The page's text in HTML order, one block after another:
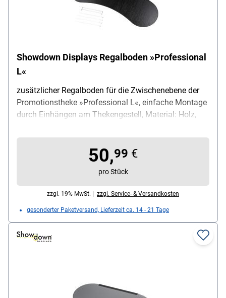
Showdown Displays Regalboden »Professional
L«
zusätzlicher Regalboden für die Zwischenebene der
Promotionstheke »Professional L«, einfache Montage
durch Einhängen am Thekengestell, Material: Holz,
Lieferumfang: Regalboden / Aufhängung
50,99 €
pro Stück
zzgl. 19% MwSt. | zzgl. Service- & Versandkosten
gesonderter Paketversand, Lieferzeit ca. 14 - 21 Tage